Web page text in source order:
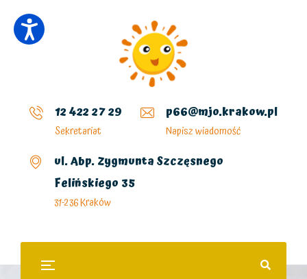
12 422 27 29
Sekretariat
p66@mjo.krakow.pl
Napisz wiadomość
ul. Abp. Zygmunta Szczęsnego
Felińskiego 35
31-236 Kraków